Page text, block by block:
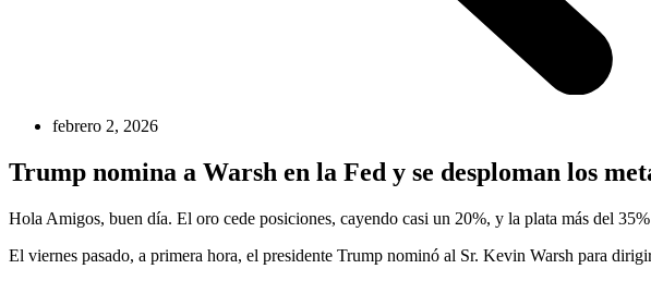
febrero 2, 2026
Trump nomina a Warsh en la Fed y se desploman los
Hola Amigos, buen día. El oro cede posiciones, cayendo casi un 20%, y la plata más del
El viernes pasado, a primera hora, el presidente Trump nominó al Sr. Kevin Warsh para